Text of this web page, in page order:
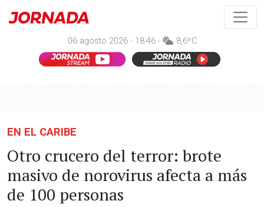
06 agosto 2026 - 18:46 - 8,6ºC
EN EL CARIBE
Otro crucero del terror: brote
masivo de norovirus afecta a más
de 100 personas